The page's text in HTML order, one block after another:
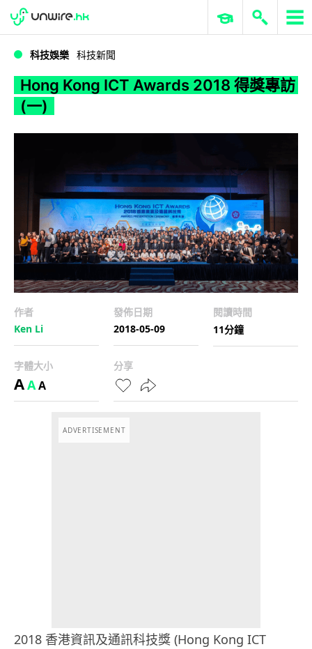
Hong Kong ICT Awards 2018 得獎專訪 (一)
WWDC 2026 ERP 與商業 AI
科技娛樂 科技新聞
Hong Kong ICT Awards 2018 得獎專訪
(一)
作者
Ken Li
發佈日期
2018-05-09
閱讀時間
11分鐘
字體大小
AAA
分享
ADVERTISEMENT
2018 香港資訊及通訊科技獎 (Hong Kong ICT